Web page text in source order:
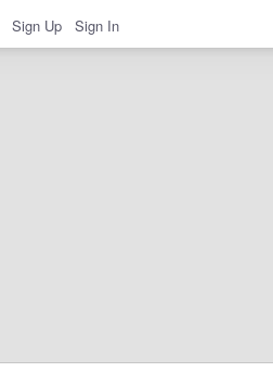
Sign Up Sign In